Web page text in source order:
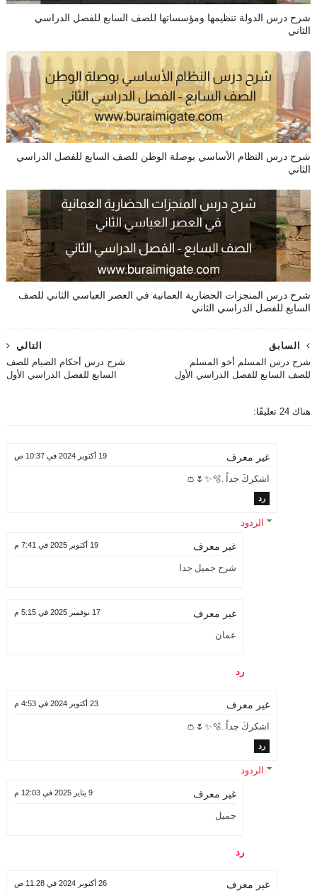
شرح درس الدولة تنظيمها ومؤسساتها للصف السابع للفصل الدراسي
الثاني
شرح درس النظام الأساسي بوصلة الوطن للصف السابع للفصل الدراسي
الثاني
شرح درس المنجزات الحضارية العمانية في العصر العباسي الثاني للصف
السابع للفصل الدراسي الثاني
التالي
شرح درس أحكام الصيام للصف
السابع للفصل الدراسي الأول
السابق
شرح درس المسلم أخو المسلم
للصف السابع للفصل الدراسي الأول
هناك 24 تعليقًا:
غير معرف 19 أكتوبر 2024 في 10:37 ص
اشكركَ جداً .🫧✨🌷👛
رد
الردود
غير معرف 19 أكتوبر 2025 في 7:41 م
شرح جميل جدا
غير معرف 17 نوفمبر 2025 في 5:15 م
عمان
رد
غير معرف 23 أكتوبر 2024 في 4:53 م
اشكركَ جداً .🫧✨🌷👛
رد
الردود
غير معرف 9 يناير 2025 في 12:03 م
جميل
رد
غير معرف 26 أكتوبر 2024 في 11:28 ص